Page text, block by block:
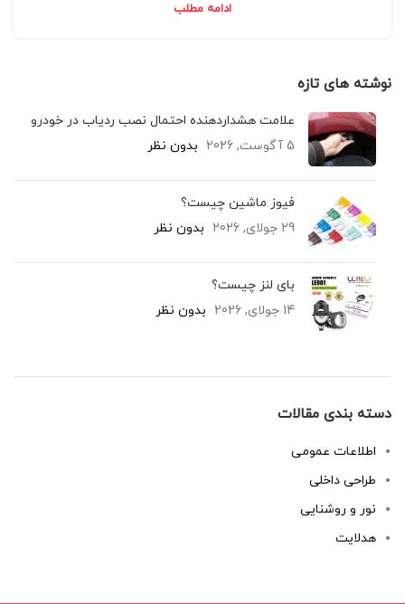
ادامه مطلب
نوشته های تازه
علامت هشداردهنده احتمال نصب ردیاب در خودرو
5 آگوست, 2026
بدون نظر
فیوز ماشین چیست؟
29 جولای, 2026
بدون نظر
بای لنز چیست؟
14 جولای, 2026
بدون نظر
دسته بندی مقالات
اطلاعات عمومی
طراحی داخلی
نور و روشنایی
هدلایت